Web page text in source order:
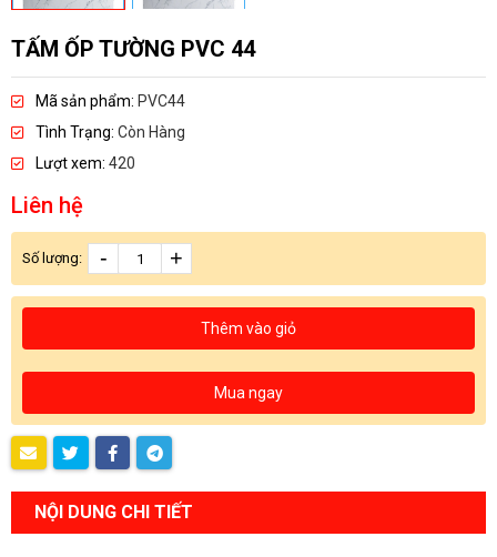
TẤM ỐP TƯỜNG PVC 44
Mã sản phẩm: PVC44
Tình Trạng: Còn Hàng
Lượt xem: 420
Liên hệ
Số lượng: - +
Thêm vào giỏ
Mua ngay
NỘI DUNG CHI TIẾT